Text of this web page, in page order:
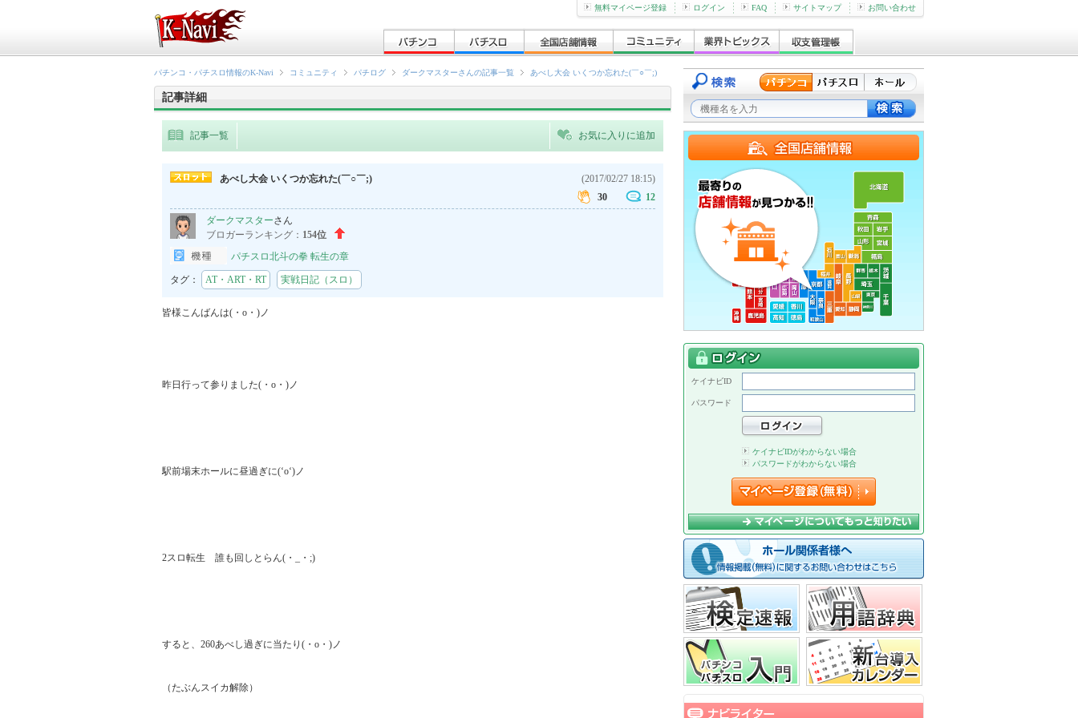
無料マイページ登録 ログイン FAQ サイトマップ お問い合わせ
パチンコ・パチスロ情報のK-Navi コミュニティ パチログ ダークマスターさんの記事一覧 あべし大会 いくつか忘れた(￣○￣;)
記事詳細
記事一覧 お気に入りに追加
あべし大会 いくつか忘れた(￣○￣;)
(2017/02/27 18:15)
30
12
ダークマスターさん
ブロガーランキング： 154位
パチスロ北斗の拳 転生の章
タグ： AT・ART・RT 実戦日記（スロ）
皆様こんばんは(・o・)ノ
昨日行って参りました(・o・)ノ
駅前場末ホールに昼過ぎに(‘o‘)ノ
2スロ転生　誰も回しとらん(・_・;)
すると、260あべし過ぎに当たり(・o・)ノ
（たぶんスイカ解除）
ケイナビID
パスワード
ケイナビIDがわからない場合
パスワードがわからない場合